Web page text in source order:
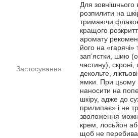
Застосування
Для зовнішнього
розпилити на
тримаючи
кращого
аромату
його на «гарячі»
зап’ястки, шию
частину),
декольте,
ямки. При цьому
наносити на
шкіру, адже до
прилипає» і не
зволоження
крем, лосьйон
щоб не